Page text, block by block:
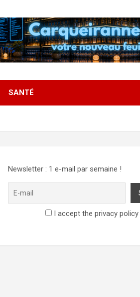
SANTÉ
Newsletter : 1 e-mail par semaine !
I accept the privacy policy